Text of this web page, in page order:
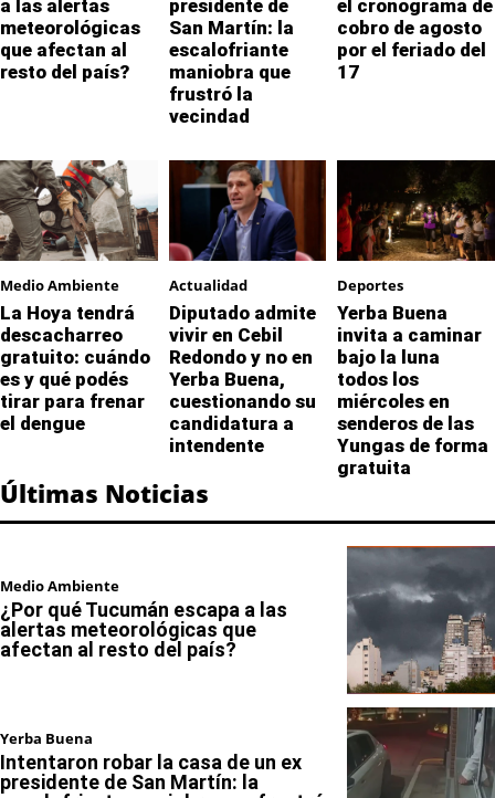
a las alertas
meteorológicas
que afectan al
resto del país?
presidente de
San Martín: la
escalofriante
maniobra que
frustró la
vecindad
el cronograma de
cobro de agosto
por el feriado del
17
Medio Ambiente
La Hoya tendrá
descacharreo
gratuito: cuándo
es y qué podés
tirar para frenar
el dengue
Actualidad
Diputado admite
vivir en Cebil
Redondo y no en
Yerba Buena,
cuestionando su
candidatura a
intendente
Deportes
Yerba Buena
invita a caminar
bajo la luna
todos los
miércoles en
senderos de las
Yungas de forma
gratuita
Últimas Noticias
Medio Ambiente
¿Por qué Tucumán escapa a las
alertas meteorológicas que
afectan al resto del país?
Yerba Buena
Intentaron robar la casa de un ex
presidente de San Martín: la